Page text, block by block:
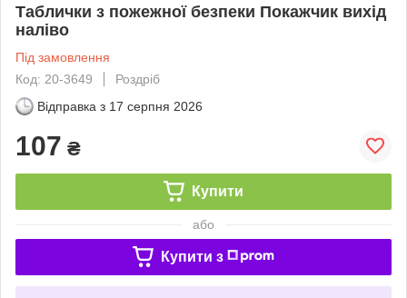
Таблички з пожежної безпеки Покажчик вихід
наліво
Під замовлення
Код: 20-3649
Роздріб
Відправка з 17 серпня 2026
107 ₴
Купити
або
Купити з